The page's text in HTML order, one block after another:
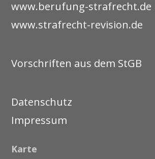
www.berufung-strafrecht.de
www.strafrecht-revision.de
Vorschriften aus dem StGB
Datenschutz
Impressum
Karte